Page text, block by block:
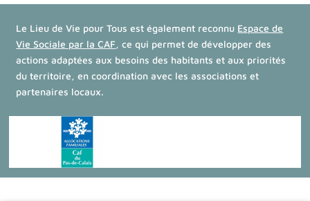
Le Lieu de Vie pour Tous est également reconnu Espace de
Vie Sociale par la CAF , ce qui permet de développer des
actions adaptées aux besoins des habitants et aux priorités
du territoire, en coordination avec les associations et
partenaires locaux.